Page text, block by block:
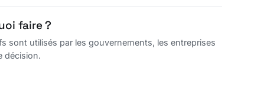
faire ?
sont utilisés par les gouvernements, les entreprises
décision.